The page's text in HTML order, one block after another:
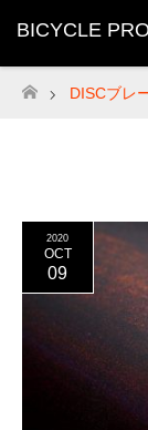
BICYCLE
ホーム
DISCブレ
2020
OCT
09